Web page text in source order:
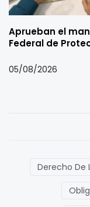
Aprueban el
Federal de
05/08/2026
Derecho De